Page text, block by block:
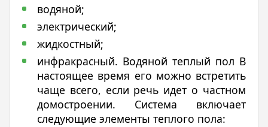
водяной;
электрический;
жидкостный;
инфракрасный. Водяной теплый пол В
настоящее время его можно встретить
чаще всего, если речь идет о частном
домостроении. Система включает
следующие элементы теплого пола: